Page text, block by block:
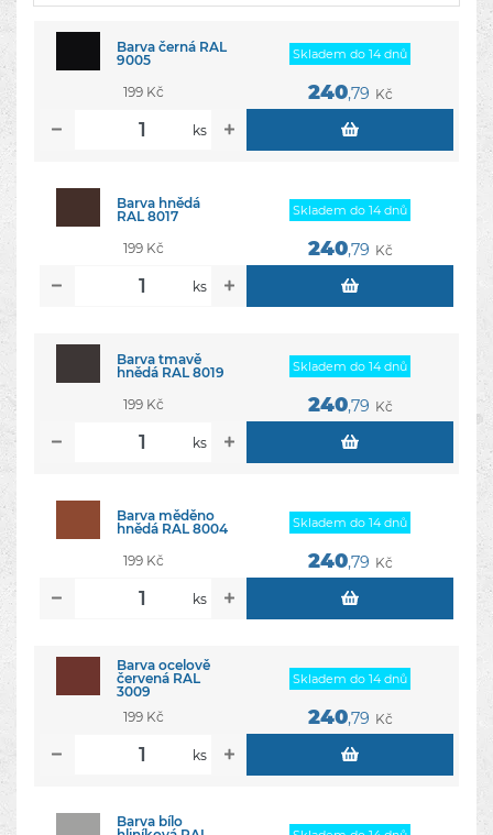
Barva černá RAL
9005
Skladem do 14 dnů
199 Kč 240,79 Kč
ks
Barva hnědá
RAL 8017
Skladem do 14 dnů
199 Kč 240,79 Kč
ks
Barva tmavě
hnědá RAL 8019
Skladem do 14 dnů
199 Kč 240,79 Kč
ks
Barva měděno
hnědá RAL 8004
Skladem do 14 dnů
199 Kč 240,79 Kč
ks
Barva ocelově
červená RAL
3009
Skladem do 14 dnů
199 Kč 240,79 Kč
ks
Barva bílo